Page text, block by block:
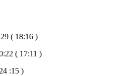
( 18:16 )
( 17:11 )
:15 )